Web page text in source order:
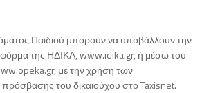
Παιδιού μπορούν να υποβάλλουν την
της ΗΔΙΚΑ, www.idika.gr, ή μέσω του
με την χρήση των
του δικαιούχου στο Taxisnet.